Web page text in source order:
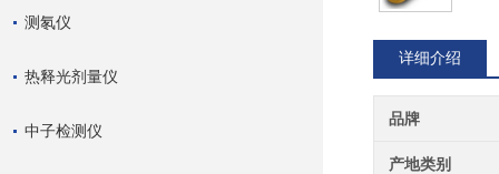
测氡仪
热释光剂量仪
中子检测仪
详细介绍
品牌
产地类别